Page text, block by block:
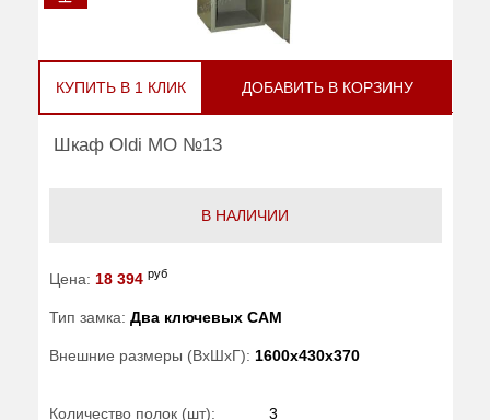
КУПИТЬ В 1 КЛИК ДОБАВИТЬ В КОРЗИНУ
Шкаф Oldi МО №13
В НАЛИЧИИ
Цена: 18 394 руб
Тип замка: Два ключевых САМ
Внешние размеры (ВхШхГ): 1600x430x370
Количество полок (шт): 3